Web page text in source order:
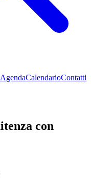
AgendaCalendarioContatti
con